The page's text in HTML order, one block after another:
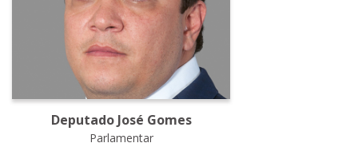
Deputado José Gomes
Parlamentar